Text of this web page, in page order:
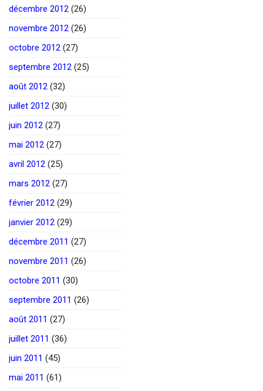
décembre 2012 (26)
novembre 2012 (26)
octobre 2012 (27)
septembre 2012 (25)
août 2012 (32)
juillet 2012 (30)
juin 2012 (27)
mai 2012 (27)
avril 2012 (25)
mars 2012 (27)
février 2012 (29)
janvier 2012 (29)
décembre 2011 (27)
novembre 2011 (26)
octobre 2011 (30)
septembre 2011 (26)
août 2011 (27)
juillet 2011 (36)
juin 2011 (45)
mai 2011 (61)